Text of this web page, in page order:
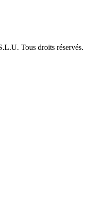
Tous droits réservés.